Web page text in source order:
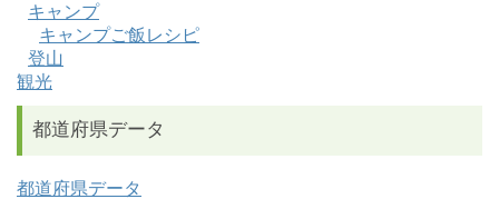
キャンプ
キャンプご飯レシピ
登山
観光
都道府県データ
都道府県データ